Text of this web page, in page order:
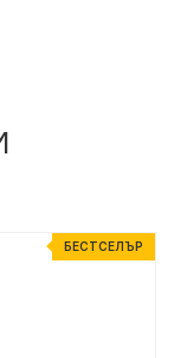
БЕСТСЕЛЪР